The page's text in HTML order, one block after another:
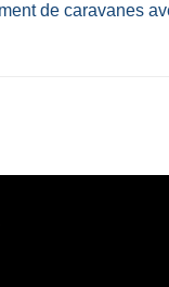
de caravanes